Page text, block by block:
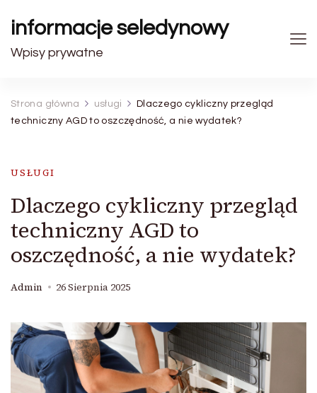
informacje seledynowy
Wpisy prywatne
Strona główna usługi
Dlaczego cykliczny przegląd
techniczny AGD to oszczędność, a nie wydatek?
USŁUGI
Dlaczego cykliczny przegląd
techniczny AGD to
oszczędność, a nie wydatek?
Admin 26 Sierpnia 2025